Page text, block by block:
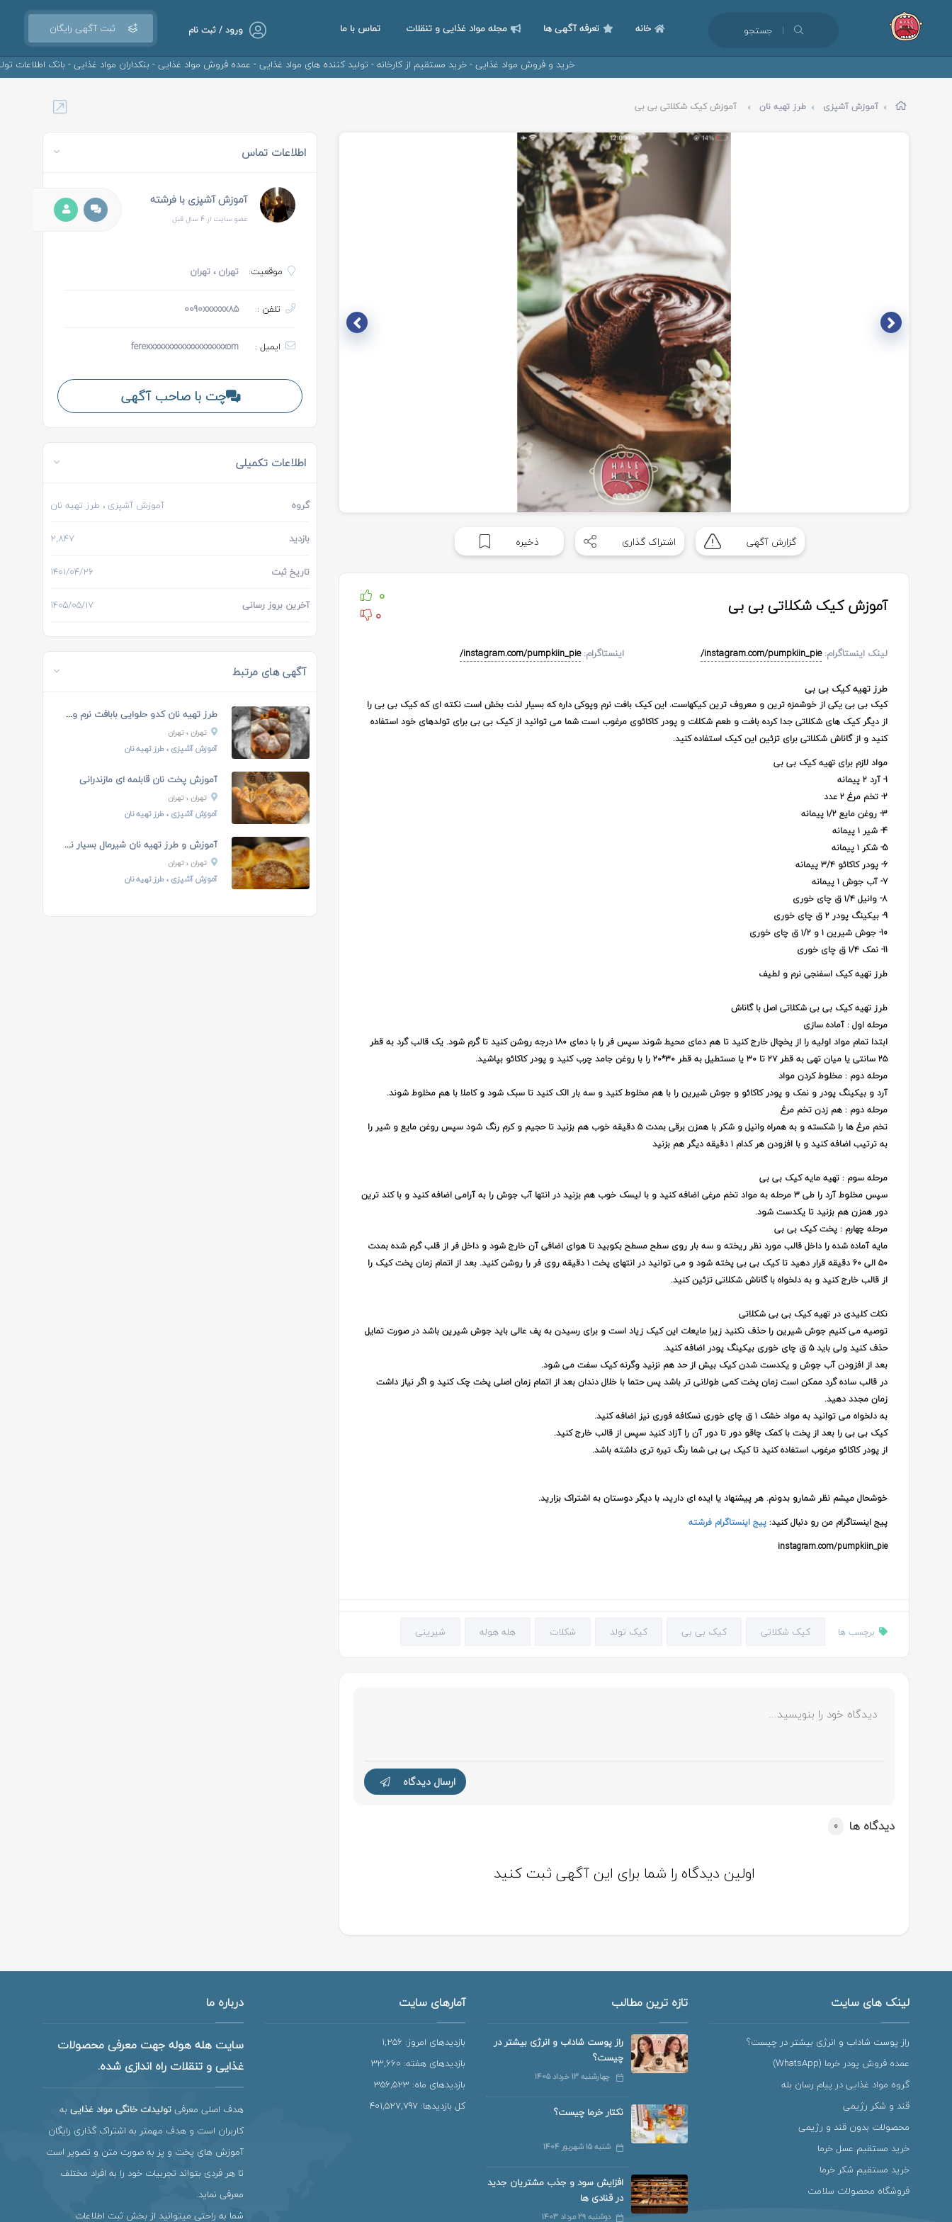
جستجو ورود / ثبت نام خانه تعرفه آگهی ها مجله مواد غذایی و تنقلات تماس با ما
خرید و فروش مواد غذایی - خرید مستقیم از کارخانه - تولید کننده های مواد غذایی - عمده فروش مواد غذایی - بنکداران مواد غذایی - بانک اطلاعات تولیدی های
آموزش آشپزی طرز تهیه نان آموزش کیک شکلاتی بی بی
گزارش آگهی اشتراک گذاری ذخیره
آموزش کیک شکلاتی بی بی
0
0
لینک اینستاگرام:instagram.com/pumpkiin_pie/ اینستاگرام:instagram.com/pumpkiin_pie/
طرز تهیه کیک بی بی
کیک بی بی یکی از خوشمزه ترین و معروف ترین کیکهاست. این کیک بافت نرم وپوکی داره که بسیار لذت بخش است نکته ای که کیک بی بی را
از دیگر کیک های شکلاتی جدا کرده بافت و طعم شکلات و پودر کاکائوی مرغوب است شما می توانید از کیک بی بی برای تولدهای خود استفاده
کنید و از گاناش شکلاتی برای تزئین این کیک استفاده کنید.
مواد لازم برای تهیه کیک بی بی
1- آرد ۲ پیمانه
2- تخم مرغ ۲ عدد
3- روغن مایع ۱/۲ پیمانه
4- شیر ۱ پیمانه
5- شکر ۱ پیمانه
6- پودر کاکائو ۳/۴ پیمانه
7- آب جوش ۱ پیمانه
8- وانیل ۱/۴ ق چای خوری
9- بیکینگ پودر ۲ ق چای خوری
10- جوش شیرین ۱ و ۱/۲ ق چای خوری
11- نمک ۱/۴ ق چای خوری
طرز تهیه کیک اسفنجی نرم و لطیف
طرز تهیه کیک بی بی شکلاتی اصل با گاناش
مرحله اول : آماده سازی
ابتدا تمام مواد اولیه را از یخچال خارج کنید تا هم دمای محیط شوند سپس فر را با دمای ۱۸۰ درجه روشن کنید تا گرم شود. یک قالب گرد به قطر
۲۵ سانتی یا میان تهی به قطر ۲۷ تا ۳۰ یا مستطیل به قطر ۳۰*۲۰ را با روغن جامد چرب کنید و پودر کاکائو بپاشید.
مرحله دوم : مخلوط کردن مواد
آرد و بیکینگ پودر و نمک و پودر کاکائو و جوش شیرین را با هم مخلوط کنید و سه بار الک کنید تا سبک شود و کاملا با هم مخلوط شوند.
مرحله دوم : هم زدن تخم مرغ
تخم مرغ ها را شکسته و به همراه وانیل و شکر با همزن برقی بمدت ۵ دقیقه خوب هم بزنید تا حجیم و کرم رنگ شود سپس روغن مایع و شیر را
به ترتیب اضافه کنید و با افزودن هر کدام ۱ دقیقه دیگر هم بزنید
مرحله سوم : تهیه مایه کیک بی بی
سپس مخلوط آرد را طی ۳ مرحله به مواد تخم مرغی اضافه کنید و با لیسک خوب هم بزنید در انتها آب جوش را به آرامی اضافه کنید و با کند ترین
دور همزن هم بزنید تا یکدست شود.
مرحله چهارم : پخت کیک بی بی
مایه آماده شده را داخل قالب مورد نظر ریخته و سه بار روی سطح مسطح بکوبید تا هوای اضافی آن خارج شود و داخل فر از قلب گرم شده بمدت
۵۰ الی ۶۰ دقیقه قرار دهید تا کیک بی بی پخته شود و می توانید در انتهای پخت ۱ دقیقه روی فر را روشن کنید. بعد از اتمام زمان پخت کیک را
از قالب خارج کنید و به دلخواه با گاناش شکلاتی تزئین کنید.
نکات کلیدی در تهیه کیک بی بی شکلاتی
توصیه می کنیم جوش شیرین را حذف نکنید زیرا مایعات این کیک زیاد است و برای رسیدن به پف عالی باید جوش شیرین باشد در صورت تمایل
حذف کنید ولی باید ۵ ق چای خوری بیکینگ پودر اضافه کنید.
بعد از افزودن آب جوش و یکدست شدن کیک بیش از حد هم نزنید وگرنه کیک سفت می شود.
در قالب ساده گرد ممکن است زمان پخت کمی طولانی تر باشد پس حتما با خلال دندان بعد از اتمام زمان اصلی پخت چک کنید و اگر نیاز داشت
زمان مجدد دهید.
به دلخواه می توانید به مواد خشک ۱ ق چای خوری نسکافه فوری نیز اضافه کنید.
کیک بی بی را بعد از پخت با کمک چاقو دور تا دور آن را آزاد کنید سپس از قالب خارج کنید.
از پودر کاکائو مرغوب استفاده کنید تا کیک بی بی شما رنگ تیره تری داشته باشد.
خوشحال میشم نظر شمارو بدونم. هر پیشنهاد یا ایده ای دارید، با دیگر دوستان به اشتراک بزارید.
پیج اینستاگرام من رو دنبال کنید:پیج اینستاگرام فرشته
instagram.com/pumpkiin_pie
برچسب ها کیک شکلاتی کیک بی بی کیک تولد شکلات هله هوله شیرینی
ارسال دیدگاه
دیدگاه ها 0
اولین دیدگاه را شما برای این آگهی ثبت کنید
اطلاعات تماس
آموزش آشپزی با فرشته
عضو سایت از 4 سال قبل
موقعیت: تهران، تهران
تلفن : 0090xxxxxx85
ایمیل : ferexxxxxxxxxxxxxxxxxxxom
چت با صاحب آگهی
اطلاعات تکمیلی
گروه آموزش آشپزی ، طرز تهیه نان
بازدید 2,847
تاریخ ثبت 1401/04/26
آخرین بروز رسانی 1405/05/17
آگهی های مرتبط
طرز تهیه نان کدو حلوایی بابافت نرم و پنبه ای
تهران، تهران
آموزش آشپزی ، طرز تهیه نان
آموزش پخت نان قابلمه ای مازندرانی
تهران، تهران
آموزش آشپزی ، طرز تهیه نان
آموزش و طرز تهیه نان شیرمال بسیار نرم و لطیف و پوک
تهران، تهران
آموزش آشپزی ، طرز تهیه نان
لینک های سایت
راز پوست شاداب و انرژی بیشتر در چیست؟
عمده فروش پودر خرما (WhatsApp)
گروه مواد غذایی در پیام رسان بله
قند و شکر رژیمی
محصولات بدون قند و رژیمی
خرید مستقیم عسل خرما
خرید مستقیم شکر خرما
فروشگاه محصولات سلامت
تازه ترین مطالب
راز پوست شاداب و انرژی بیشتر در
چیست؟
چهارشنبه 13 خرداد 1405
نکتار خرما چیست؟
شنبه 15 شهریور 1404
افزایش سود و جذب مشتریان جدید
در قنادی‌ ها
دوشنبه 29 مرداد 1403
آمارهای سایت
بازدیدهای امروز: 1,256
بازدیدهای هفته: 33,660
بازدیدهای ماه: 356,523
کل بازدیدها: 401,527,797
درباره ما
سایت هله هوله جهت معرفی محصولات
غذایی و تنقلات راه اندازی شده.
هدف اصلی معرفیتولیدات خانگی مواد غذایی به
کاربران است و هدف مهمتر به اشتراک گذاری رایگان
آموزش های پخت و پز به صورت متن و تصویر است
تا هر فردی بتواند تجربیات خود را به افراد مختلف
معرفی نماید.
شما به راحتی میتوانید از بخش ثبت اطلاعات